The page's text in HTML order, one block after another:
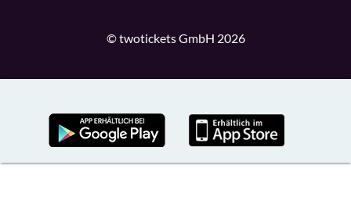
© twotickets GmbH 2026